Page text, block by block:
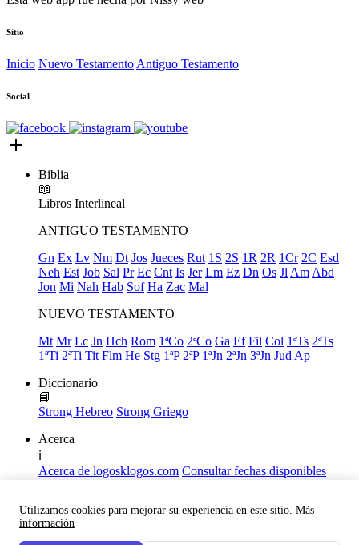
Utilizamos cookies para mejorar su experiencia en este sitio. Más
información
Sitio
Inicio Nuevo Testamento Antiguo Testamento
Social
Biblia
📖
Libros Interlineal
ANTIGUO TESTAMENTO
Gn Ex Lv Nm Dt Jos Jueces Rut 1S 2S 1R 2R 1Cr 2C Esd
Neh Est Job Sal Pr Ec Cnt Is Jer Lm Ez Dn Os Jl Am Abd
Jon Mi Nah Hab Sof Ha Zac Mal
NUEVO TESTAMENTO
Mt Mr Lc Jn Hch Rom 1ªCo 2ªCo Ga Ef Fil Col 1ªTs 2ªTs
1ªTi 2ªTi Tit Flm He Stg 1ªP 2ªP 1ªJn 2ªJn 3ªJn Jud Ap
Diccionario
📘
Strong Hebreo Strong Griego
Acerca
ℹ️
Acerca de logosklogos.com Consultar fechas disponibles
Links útiles